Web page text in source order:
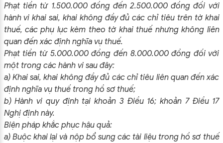
Phạt tiền từ 1.500.000 đồng đến 2.500.000 đồng đối với
hành vi khai sai, khai không đầy đủ các chỉ tiêu trên tờ khai
thuế, các phụ lục kèm theo tờ khai thuế nhưng không liên
quan đến xác định nghĩa vụ thuế.
Phạt tiền từ 5.000.000 đồng đến 8.000.000 đồng đối với
một trong các hành vi sau đây:
a) Khai sai, khai không đầy đủ các chỉ tiêu liên quan đến xác
định nghĩa vụ thuế trong hồ sơ thuế;
b) Hành vi quy định tại khoản 3 Điều 16; khoản 7 Điều 17
Nghị định này.
Biện pháp khắc phục hậu quả:
a) Buộc khai lại và nộp bổ sung các tài liệu trong hồ sơ thuế